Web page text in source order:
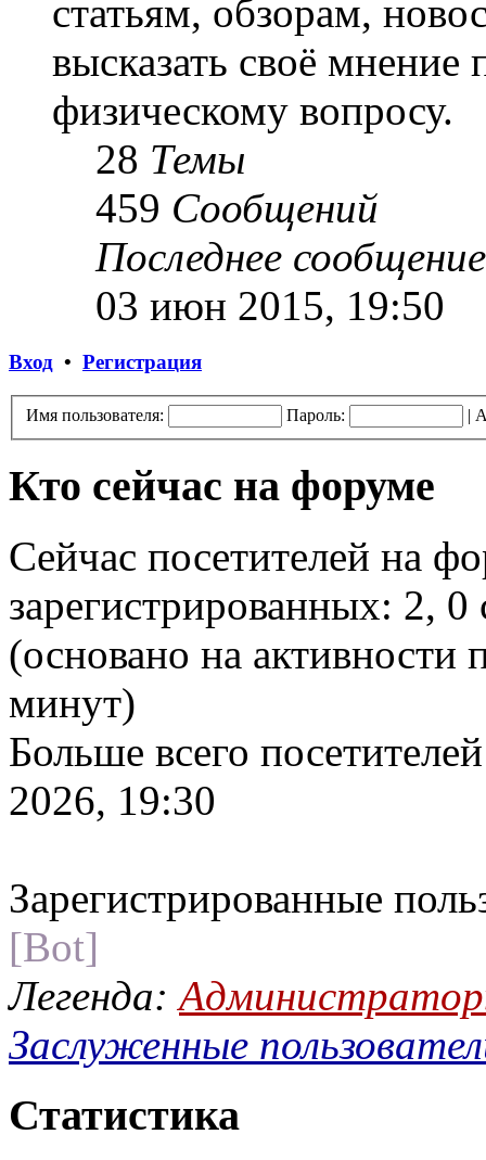
статьям, обзорам,
высказать своё
физическому вопросу.
28 Темы
459 Сообщений
Последнее сообщение
03 июн 2015, 19:50
Вход • Регистрация
Имя пользователя: Пароль: |
Кто сейчас на форуме
Сейчас посетителей на
зарегистрированных: 2,
(основано на активности
минут)
Больше всего
2026, 19:30
Зарегистрированные
[Bot]
Легенда:
Заслуженные
Статистика